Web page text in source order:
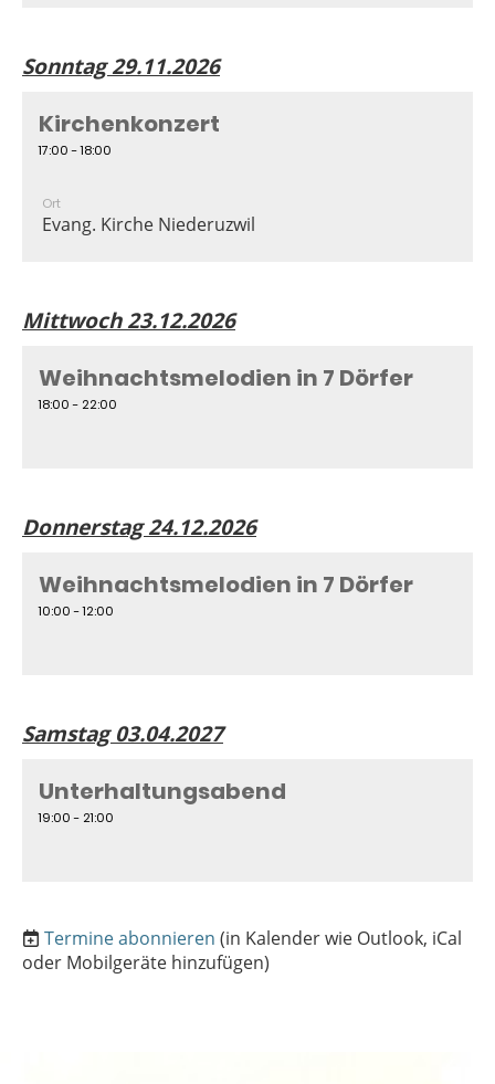
Sonntag 29.11.2026
Kirchenkonzert
17:00 - 18:00
Ort
Evang. Kirche Niederuzwil
Mittwoch 23.12.2026
Weihnachtsmelodien in 7 Dörfer
18:00 - 22:00
Donnerstag 24.12.2026
Weihnachtsmelodien in 7 Dörfer
10:00 - 12:00
Samstag 03.04.2027
Unterhaltungsabend
19:00 - 21:00
Termine abonnieren (in Kalender wie Outlook, iCal
oder Mobilgeräte hinzufügen)